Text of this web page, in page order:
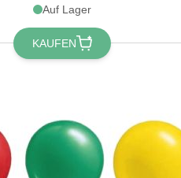
Auf Lager
KAUFEN